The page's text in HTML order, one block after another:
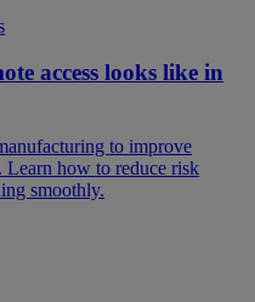
access looks like in
to improve
how to reduce risk
smoothly.